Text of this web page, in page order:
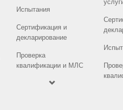
Испытания
Сертификация и
декларирование
Проверка
квалификации и МЛС